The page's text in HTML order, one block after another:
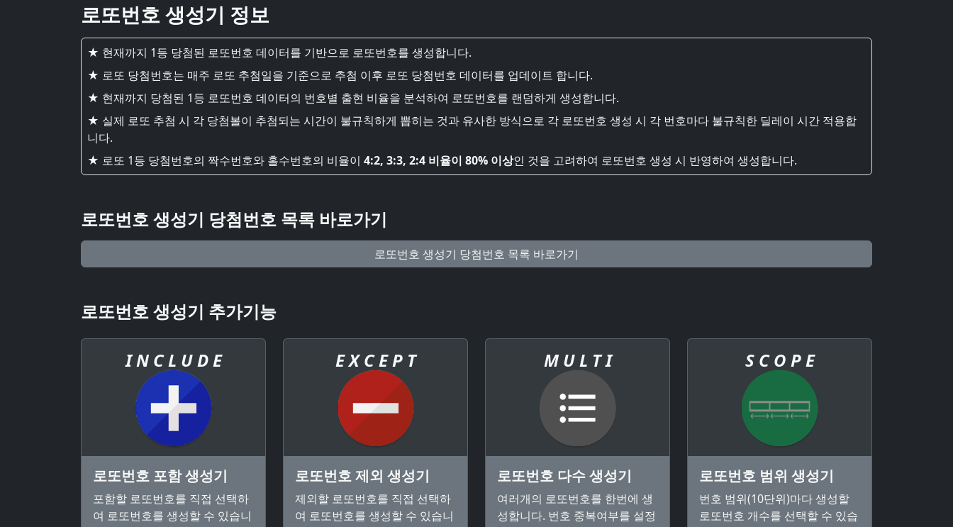
로또번호 생성기 정보
★ 현재까지 1등 당첨된 로또번호 데이터를 기반으로 로또번호를 생성합니다.
★ 로또 당첨번호는 매주 로또 추첨일을 기준으로 추첨 이후 로또 당첨번호 데이터를 업데이트 합니다.
★ 현재까지 당첨된 1등 로또번호 데이터의 번호별 출현 비율을 분석하여 로또번호를 랜덤하게 생성합니다.
★ 실제 로또 추첨 시 각 당첨볼이 추첨되는 시간이 불규칙하게 뽑히는 것과 유사한 방식으로 각 로또번호 생성 시 각 번호마다 불규칙한 딜레이 시간 적용합
니다.
★ 로또 1등 당첨번호의 짝수번호와 홀수번호의 비율이 4:2, 3:3, 2:4 비율이 80% 이상인 것을 고려하여 로또번호 생성 시 반영하여 생성합니다.
로또번호 생성기 당첨번호 목록 바로가기
로또번호 생성기 당첨번호 목록 바로가기
로또번호 생성기 추가기능
I N C L U D E
로또번호 포함 생성기
포함할 로또번호를 직접 선택하
여 로또번호를 생성할 수 있습니
E X C E P T
로또번호 제외 생성기
제외할 로또번호를 직접 선택하
여 로또번호를 생성할 수 있습니
M U L T I
로또번호 다수 생성기
여러개의 로또번호를 한번에 생
성합니다. 번호 중복여부를 설정
S C O P E
로또번호 범위 생성기
번호 범위(10단위)마다 생성할
로또번호 개수를 선택할 수 있습